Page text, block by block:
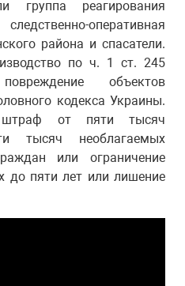
группа реагирования
оперативная
района и спасатели.
по ч. 1 ст. 245
объектов
кодекса Украины.
штраф от пяти тысяч
тысяч необлагаемых
или ограничение
до пяти лет или лишение